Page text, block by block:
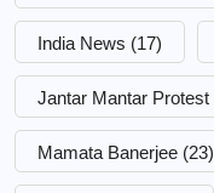
India News (17)
Jantar Mantar Protest
Mamata Banerjee (23)